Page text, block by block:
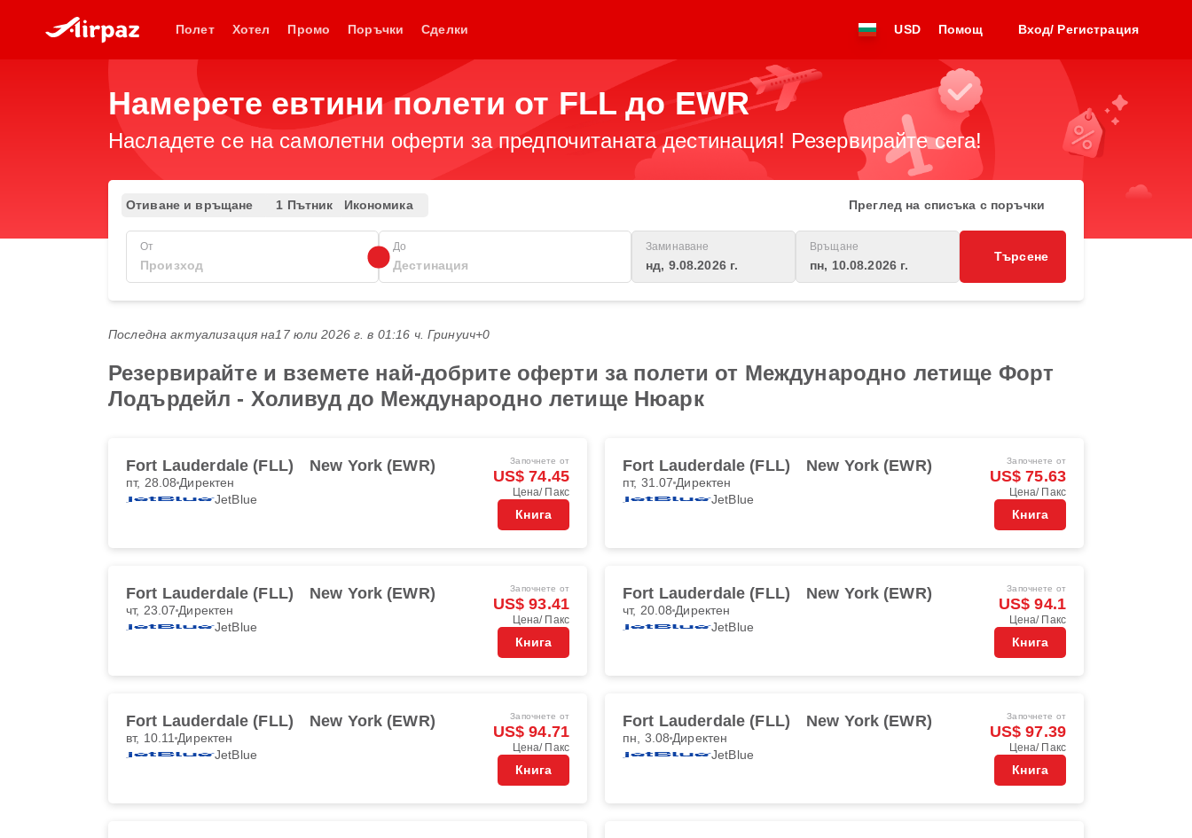
Полет Хотел Промо Поръчки Сделки USD Помощ Вход/ Регистрация
Намерете евтини полети от FLL до EWR
Насладете се на самолетни оферти за предпочитаната дестинация! Резервирайте сега!
Отиване и връщане 1 Пътник Икономика Преглед на списъка с поръчки
От До Заминаване
нд, 9.08.2026 г.
Връщане
пн, 10.08.2026 г.
Търсене
Последна актуализация на17 юли 2026 г. в 01:16 ч. Гринуич+0
Резервирайте и вземете най-добрите оферти за полети от Международно летище Форт
Лодърдейл - Холивуд до Международно летище Нюарк
Fort Lauderdale (FLL) New York (EWR)
пт, 28.08 Директен
JetBlue
Започнете от
US$ 74.45
Цена/ Пакс
Книга
Fort Lauderdale (FLL) New York (EWR)
пт, 31.07 Директен
JetBlue
Започнете от
US$ 75.63
Цена/ Пакс
Книга
Fort Lauderdale (FLL) New York (EWR)
чт, 23.07 Директен
JetBlue
Започнете от
US$ 93.41
Цена/ Пакс
Книга
Fort Lauderdale (FLL) New York (EWR)
чт, 20.08 Директен
JetBlue
Започнете от
US$ 94.1
Цена/ Пакс
Книга
Fort Lauderdale (FLL) New York (EWR)
вт, 10.11 Директен
JetBlue
Започнете от
US$ 94.71
Цена/ Пакс
Книга
Fort Lauderdale (FLL) New York (EWR)
пн, 3.08 Директен
JetBlue
Започнете от
US$ 97.39
Цена/ Пакс
Книга